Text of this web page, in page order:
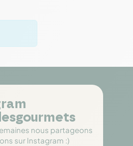
nous partageons
sur Instagram :)